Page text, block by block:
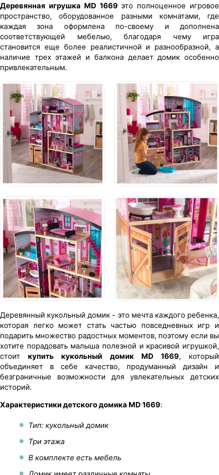
Деревянная игрушка MD 1669это полноценное игровое
пространство, оборудованное разными комнатами, где
каждая зона оформлена по-своему и дополнена
соответствующей мебелью, благодаря чему игра
становится еще более реалистичной и разнообразной, а
наличие трех этажей и балкона делает домик особенно
привлекательным.
Деревянный кукольный домик - это мечта каждого ребенка,
которая легко может стать частью повседневных игр и
подарить множество радостных моментов, поэтому если вы
хотите порадовать малыша полезной и красивой игрушкой,
стоиткупить кукольный домик MD 1669, который
объединяет в себе качество, продуманный дизайн и
безграничные возможности для увлекательных детских
историй.
Характеристики детского домика MD 1669:
Тип: кукольный домик
Три этажа
В комплекте есть мебель